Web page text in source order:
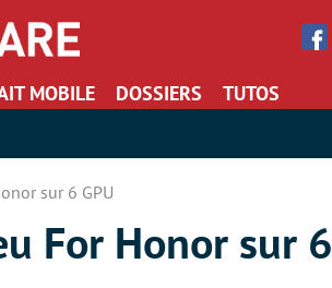
MOBILE DOSSIERS TUTOS
sur 6 GPU
For Honor sur 6